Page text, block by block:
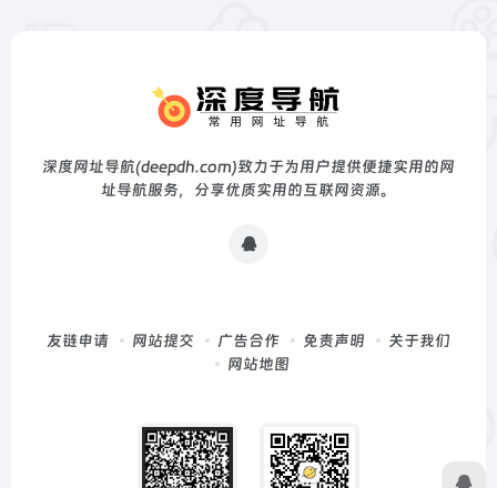
深度网址导航(deepdh.com)致力于为用户提供便捷实用的网
址导航服务，分享优质实用的互联网资源。
友链申请 网站提交 广告合作 免责声明
关于我们
网站地图